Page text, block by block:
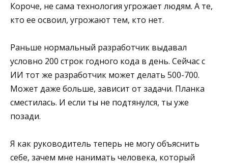
Короче, не сама технология угрожает людям. А те,
кто ее освоил, угрожают тем, кто нет.
Раньше нормальный разработчик выдавал
условно 200 строк годного кода в день. Сейчас с
ИИ тот же разработчик может делать 500-700.
Может даже больше, зависит от задачи. Планка
сместилась. И если ты не подтянулся, ты уже
позади.
Я как руководитель теперь не могу объяснить
себе, зачем мне нанимать человека, который